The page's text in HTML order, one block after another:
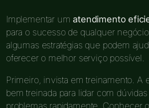
Implementar umatendimento
para o sucesso de qualquer
algumas estratégias que podem
oferecer o melhor serviço possível.
Primeiro, invista em treinamento. A
bem treinada para lidar com
problemas rapidamente. Conhecer